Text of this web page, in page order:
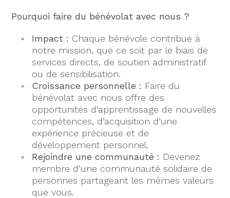
Pourquoi faire du bénévolat avec nous ?
Impact : Chaque bénévole contribue à
notre mission, que ce soit par le biais de
services directs, de soutien administratif
ou de sensibilisation.
Croissance personnelle : Faire du
bénévolat avec nous offre des
opportunités d’apprentissage de nouvelles
compétences, d’acquisition d’une
expérience précieuse et de
développement personnel.
Rejoindre une communauté : Devenez
membre d’une communauté solidaire de
personnes partageant les mêmes valeurs
que vous.